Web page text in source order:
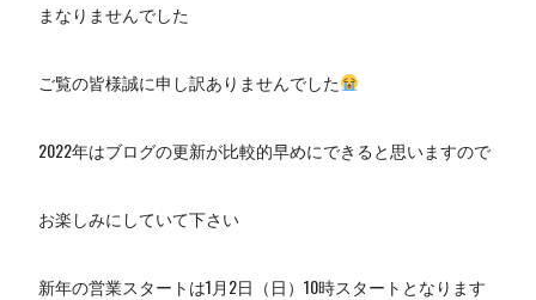
まなりませんでした
ご覧の皆様誠に申し訳ありませんでした
2022年はブログの更新が比較的早めにできると思いますので
お楽しみにしていて下さい
新年の営業スタートは1月2日（日）10時スタートとなります